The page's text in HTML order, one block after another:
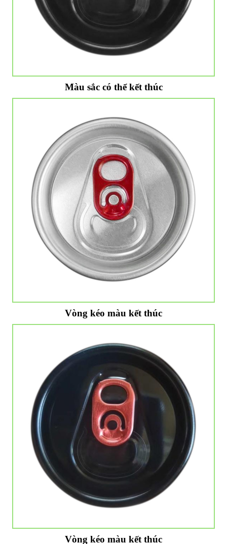
Màu sắc có thể kết thúc
Vòng kéo màu kết thúc
Vòng kéo màu kết thúc